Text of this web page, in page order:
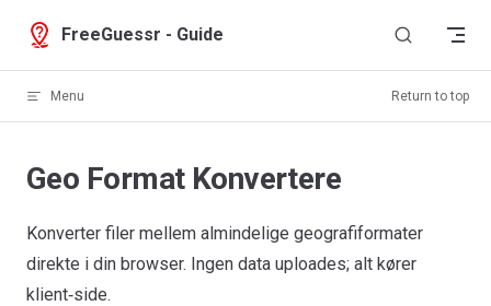
Skip to content
FreeGuessr - Guide
Menu Return to top
Geo Format Konvertere
Konverter filer mellem almindelige geografiformater
direkte i din browser. Ingen data uploades; alt kører
klient‑side.